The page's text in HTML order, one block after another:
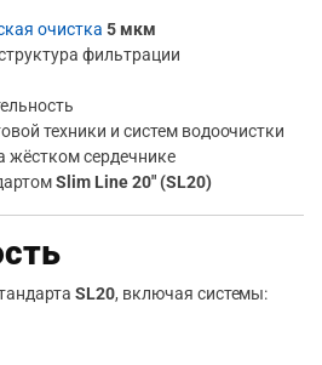
очистка 5 мкм
фильтрации
техники и систем водоочистки
жёстком сердечнике
Slim Line 20″ (SL20)
SL20, включая системы: